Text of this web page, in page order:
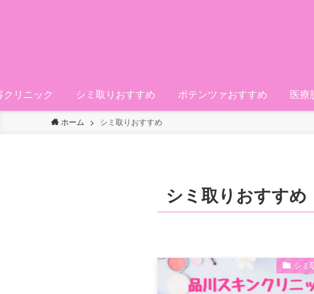
クリニック シミ取りおすすめ ポテンツァおすすめ 医療
ホーム シミ取りおすすめ
シミ取りおすすめ
シミ